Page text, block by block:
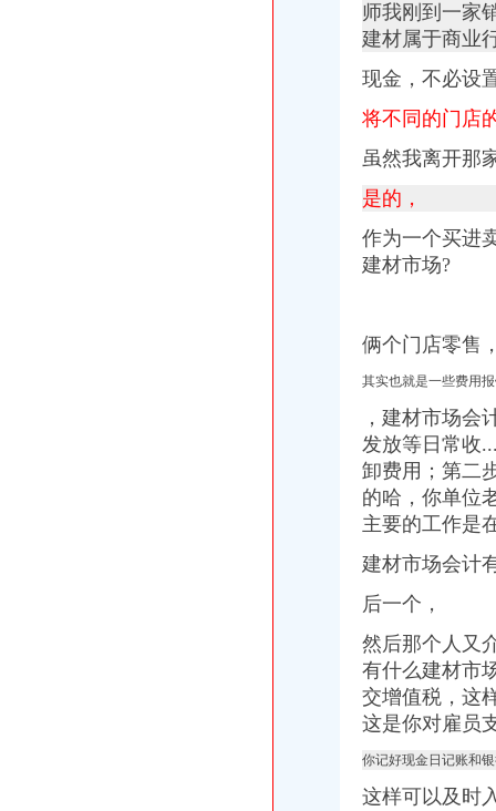
师我刚到一家
建材属于商业
现金，不必设
将不同的门店
虽然我离开那
是的，
作为一个买进
建材市场?
俩个门店零售
其实也就是一些费用
，建材市场会
发放等日常收
卸费用；第二
的哈，你单位
主要的工作是
建材市场会计
后一个，
然后那个人又
有什么建材市
交增值税，这
这是你对雇员
你记好现金日记账和
这样可以及时